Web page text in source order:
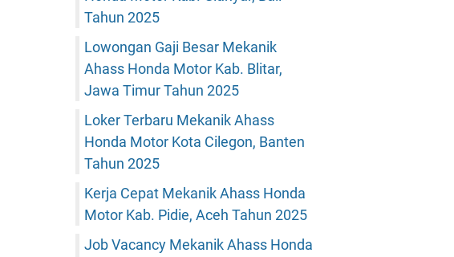
Tahun 2025
Lowongan Gaji Besar Mekanik
Ahass Honda Motor Kab. Blitar,
Jawa Timur Tahun 2025
Loker Terbaru Mekanik Ahass
Honda Motor Kota Cilegon, Banten
Tahun 2025
Kerja Cepat Mekanik Ahass Honda
Motor Kab. Pidie, Aceh Tahun 2025
Job Vacancy Mekanik Ahass Honda